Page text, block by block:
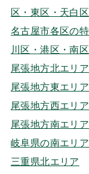
区・東区・天白
名古屋市各区の
川区・港区・南
尾張地方北エリア
尾張地方東エリア
尾張地方西エリア
尾張地方南エリア
岐阜県の南エリア
三重県北エリア